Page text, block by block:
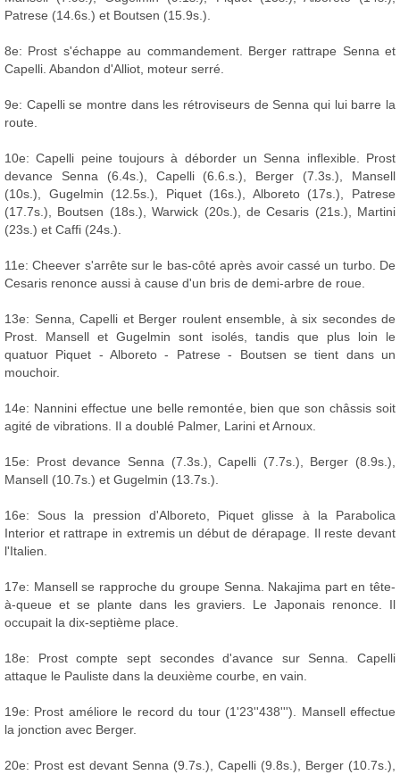
Patrese (14.6s.) et Boutsen (15.9s.).
8e: Prost s'échappe au commandement. Berger rattrape Senna et
Capelli. Abandon d'Alliot, moteur serré.
9e: Capelli se montre dans les rétroviseurs de Senna qui lui barre la
route.
10e: Capelli peine toujours à déborder un Senna inflexible. Prost
devance Senna (6.4s.), Capelli (6.6.s.), Berger (7.3s.), Mansell
(10s.), Gugelmin (12.5s.), Piquet (16s.), Alboreto (17s.), Patrese
(17.7s.), Boutsen (18s.), Warwick (20s.), de Cesaris (21s.), Martini
(23s.) et Caffi (24s.).
11e: Cheever s'arrête sur le bas-côté après avoir cassé un turbo. De
Cesaris renonce aussi à cause d'un bris de demi-arbre de roue.
13e: Senna, Capelli et Berger roulent ensemble, à six secondes de
Prost. Mansell et Gugelmin sont isolés, tandis que plus loin le
quatuor Piquet - Alboreto - Patrese - Boutsen se tient dans un
mouchoir.
14e: Nannini effectue une belle remontée, bien que son châssis soit
agité de vibrations. Il a doublé Palmer, Larini et Arnoux.
15e: Prost devance Senna (7.3s.), Capelli (7.7s.), Berger (8.9s.),
Mansell (10.7s.) et Gugelmin (13.7s.).
16e: Sous la pression d'Alboreto, Piquet glisse à la Parabolica
Interior et rattrape in extremis un début de dérapage. Il reste devant
l'Italien.
17e: Mansell se rapproche du groupe Senna. Nakajima part en tête-
à-queue et se plante dans les graviers. Le Japonais renonce. Il
occupait la dix-septième place.
18e: Prost compte sept secondes d'avance sur Senna. Capelli
attaque le Pauliste dans la deuxième courbe, en vain.
19e: Prost améliore le record du tour (1'23''438'''). Mansell effectue
la jonction avec Berger.
20e: Prost est devant Senna (9.7s.), Capelli (9.8s.), Berger (10.7s.),